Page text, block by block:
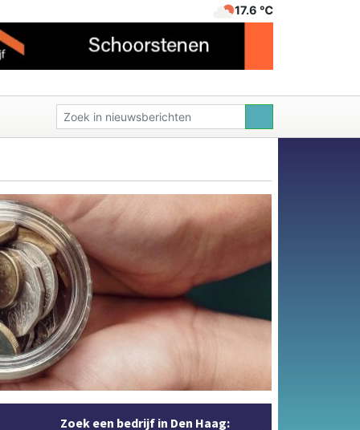
17.6 ℃
Zoek een bedrijf in Den Haag: